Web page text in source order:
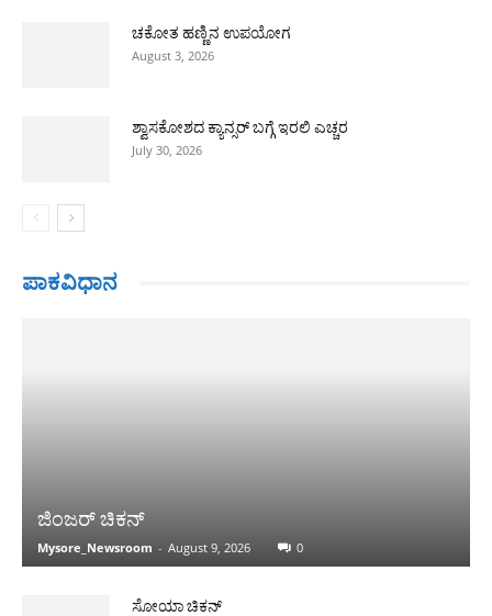
ಚಕೋತ ಹಣ್ಣಿನ ಉಪಯೋಗ
August 3, 2026
ಶ್ವಾಸಕೋಶದ ಕ್ಯಾನ್ಸರ್ ಬಗ್ಗೆ ಇರಲಿ ಎಚ್ಚರ
July 30, 2026
ಪಾಕವಿಧಾನ
ಜಿಂಜರ್ ಚಿಕನ್
Mysore_Newsroom - August 9, 2026 0
ಸೋಯಾ ಚಿಕನ್